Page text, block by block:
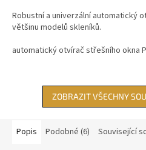
Robustní a univerzální automatický
většinu modelů skleníků.
automatický otvírač střešního okna
ZOBRAZIT VŠECHNY
Popis Podobné (6) Související